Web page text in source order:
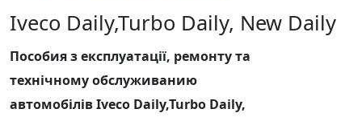
Iveco Daily,Turbo Daily, New Daily
Пособия з експлуатації, ремонту та
технічному обслуживанию
автомобілів Iveco Daily,Turbo Daily,